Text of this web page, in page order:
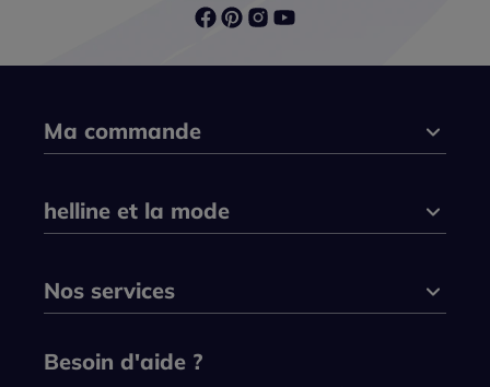
Ma commande
helline et la mode
Nos services
Besoin d'aide ?